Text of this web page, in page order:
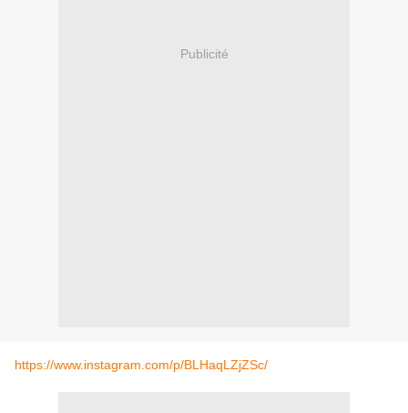
Publicité
https://www.instagram.com/p/BLHaqLZjZSc/